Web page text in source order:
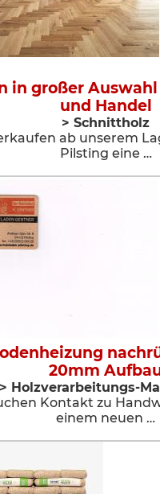
in großer
und Handel
> Schnittholz
ab unserem
Pilsting eine …
20mm
> Holzverarbeitungs-
Kontakt zu
einem neuen …